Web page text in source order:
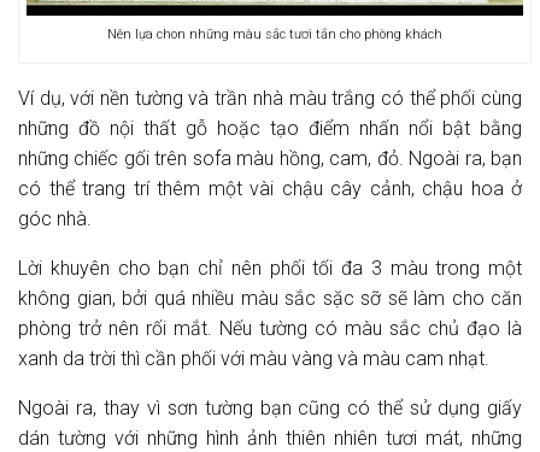
Nên lựa chon những màu sắc tươi tắn cho phòng khách
Ví dụ, với nền tường và trần nhà màu trắng có thể phối cùng
những đồ nội thất gỗ hoặc tạo điểm nhấn nổi bật bằng
những chiếc gối trên sofa màu hồng, cam, đỏ. Ngoài ra, bạn
có thể trang trí thêm một vài chậu cây cảnh, chậu hoa ở
góc nhà.
Lời khuyên cho bạn chỉ nên phối tối đa 3 màu trong một
không gian, bởi quá nhiều màu sắc sặc sỡ sẽ làm cho căn
phòng trở nên rối mắt. Nếu tường có màu sắc chủ đạo là
xanh da trời thì cần phối với màu vàng và màu cam nhạt.
Ngoài ra, thay vì sơn tường bạn cũng có thể sử dụng giấy
dán tường với những hình ảnh thiên nhiên tươi mát, những